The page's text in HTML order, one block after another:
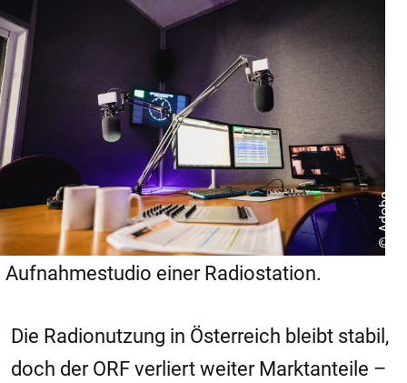
© Adobe
Aufnahmestudio einer Radiostation.
Die Radionutzung in Österreich bleibt stabil,
doch der ORF verliert weiter Marktanteile –